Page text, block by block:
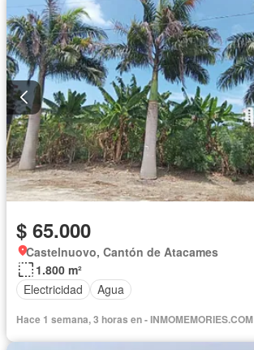
$ 65.000
Castelnuovo, Cantón de Atacames
1.800 m²
Electricidad
Agua
Hace 1 semana, 3 horas en - INMOMEMORIES.COM